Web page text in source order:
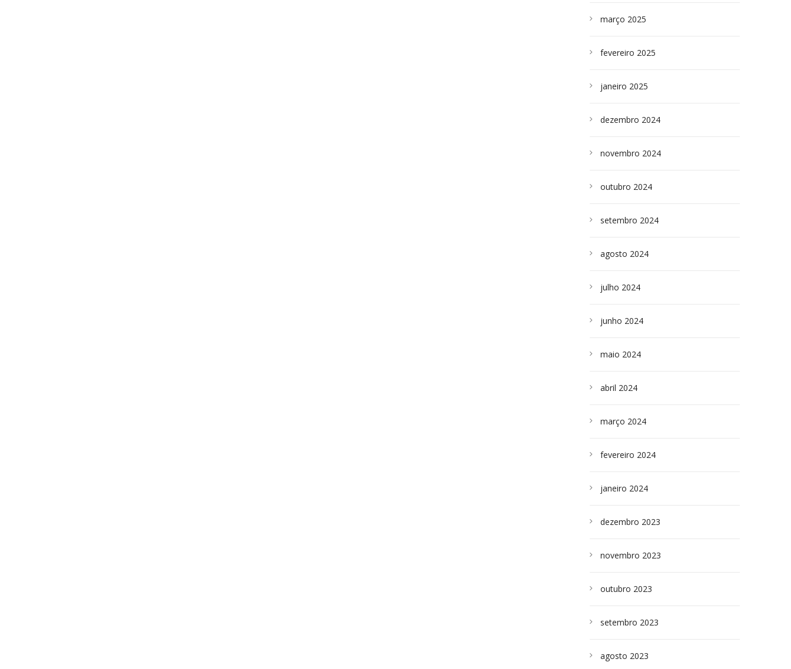
março 2025
fevereiro 2025
janeiro 2025
dezembro 2024
novembro 2024
outubro 2024
setembro 2024
agosto 2024
julho 2024
junho 2024
maio 2024
abril 2024
março 2024
fevereiro 2024
janeiro 2024
dezembro 2023
novembro 2023
outubro 2023
setembro 2023
agosto 2023